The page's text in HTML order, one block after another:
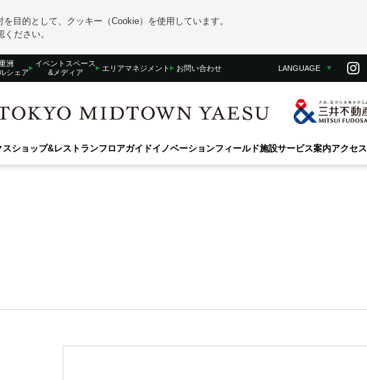
目的として、クッキー（Cookie）を使用しています。
ください。
洲
シェア
イベントスペース
&メディア
エリアマネジメント お問い合わせ LANGUAGE
スショップ&レストランフロアガイドイノベーションフィールド施設サービス案内アクセス